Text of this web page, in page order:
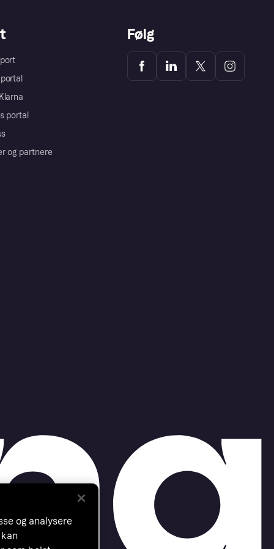
portal
og partnere
Følg
og analysere